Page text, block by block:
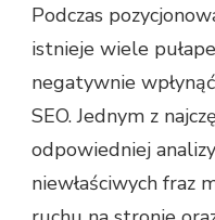
Podczas
istnieje wiele
negatywnie
SEO. Jednym z
odpowiedniej
niewłaściwych fraz